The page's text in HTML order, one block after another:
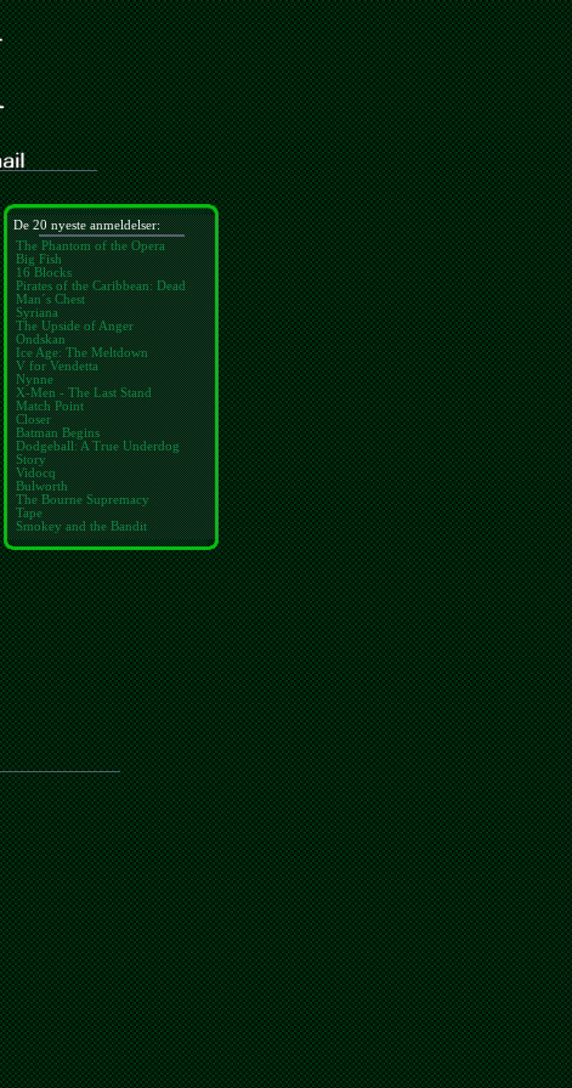
De 20 nyeste anmeldelser:
The Phantom of the Opera
Big Fish
16 Blocks
Pirates of the Caribbean: Dead
Man´s Chest
Syriana
The Upside of Anger
Ondskan
Ice Age: The Meltdown
V for Vendetta
Nynne
X-Men - The Last Stand
Match Point
Closer
Batman Begins
Dodgeball: A True Underdog
Story
Vidocq
Bulworth
The Bourne Supremacy
Tape
Smokey and the Bandit